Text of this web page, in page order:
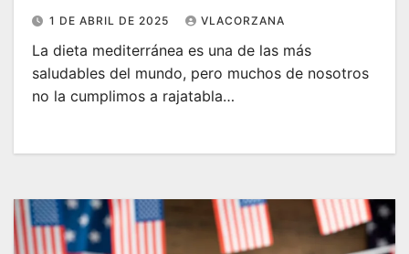
1 DE ABRIL DE 2025 VLACORZANA
La dieta mediterránea es una de las más
saludables del mundo, pero muchos de nosotros
no la cumplimos a rajatabla…